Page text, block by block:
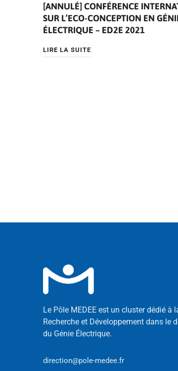
[ANNULÉ] CONFÉRENCE
SUR L’ECO-CONCEPTION EN
ÉLECTRIQUE – ED2E 2021
LIRE LA SUITE
Le Pôle MEDEE est un cluster dédié à
Recherche et Développement dans le
du Génie Électrique.
direction@pole-medee.fr